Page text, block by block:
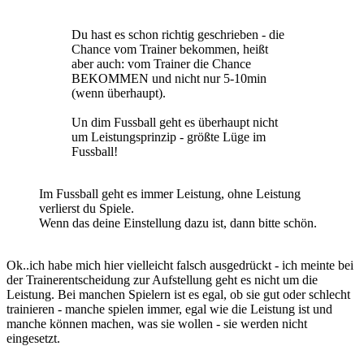
Du hast es schon richtig geschrieben - die
Chance vom Trainer bekommen, heißt
aber auch: vom Trainer die Chance
BEKOMMEN und nicht nur 5-10min
(wenn überhaupt).
Un dim Fussball geht es überhaupt nicht
um Leistungsprinzip - größte Lüge im
Fussball!
Im Fussball geht es immer Leistung, ohne Leistung
verlierst du Spiele.
Wenn das deine Einstellung dazu ist, dann bitte schön.
Ok..ich habe mich hier vielleicht falsch ausgedrückt - ich meinte bei
der Trainerentscheidung zur Aufstellung geht es nicht um die
Leistung. Bei manchen Spielern ist es egal, ob sie gut oder schlecht
trainieren - manche spielen immer, egal wie die Leistung ist und
manche können machen, was sie wollen - sie werden nicht
eingesetzt.